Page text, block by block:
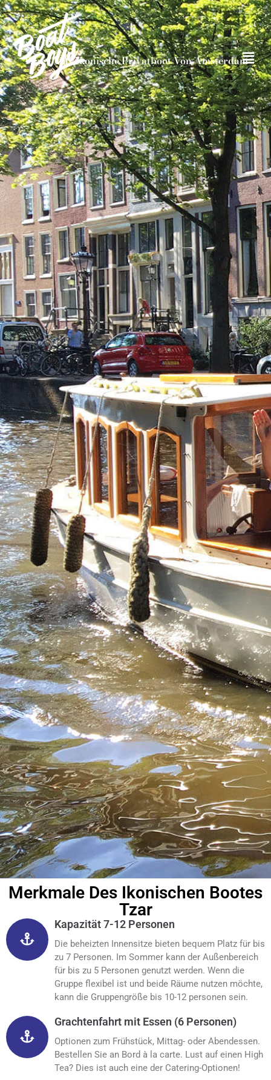
Tzar – Das Ikonische Privatboot Von Amsterdam
Merkmale Des Ikonischen Bootes
Tzar
Kapazität 7-12 Personen
Die beheizten Innensitze bieten bequem Platz für bis
zu 7 Personen. Im Sommer kann der Außenbereich
für bis zu 5 Personen genutzt werden. Wenn die
Gruppe flexibel ist und beide Räume nutzen möchte,
kann die Gruppengröße bis 10-12 personen sein.
Grachtenfahrt mit Essen (6 Personen)
Optionen zum Frühstück, Mittag- oder Abendessen.
Bestellen Sie an Bord à la carte. Lust auf einen High
Tea? Dies ist auch eine der Catering-Optionen!